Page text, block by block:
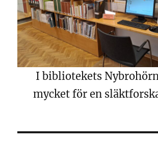
I bibliotekets
mycket för en